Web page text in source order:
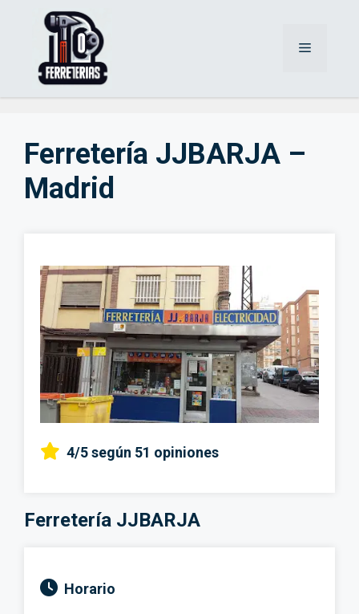
Menú
Ferretería JJBARJA –
Madrid
4/5según 51 opiniones
Ferretería JJBARJA
Horario